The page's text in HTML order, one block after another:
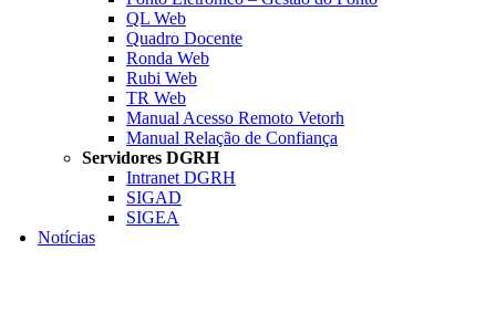
QL Web
Quadro Docente
Ronda Web
Rubi Web
TR Web
Manual Acesso Remoto Vetorh
Manual Relação de Confiança
Servidores DGRH
Intranet DGRH
SIGAD
SIGEA
Notícias